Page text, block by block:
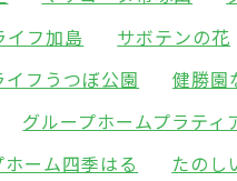
イフ加島 サボテンの花
イフうつぼ公園 健勝園
グループホームプラティ
ホーム四季はる たのし